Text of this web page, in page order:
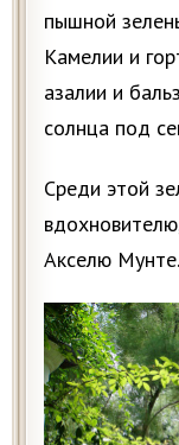
пышной
Камелии и
азалии и
солнца под
Среди этой
Акселю Мунте.